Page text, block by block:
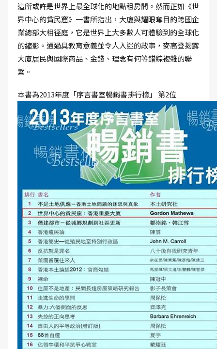
這所或許是世界上最全球化的地點租房間。然而正如《世
界中心的貧民窟》一書所指出，大廈與耀眼奪目的跨國企
業總部大相徑庭，它是世界上大多數人可體驗到的全球化
的縮影。通過具教育意義並令人入迷的故事，麥高登揭露
大廈居民與國際商品、金錢、理念有何等錯綜複雜的聯
繫。
本書為2013年度「序言書室暢銷書排行榜」 第2位